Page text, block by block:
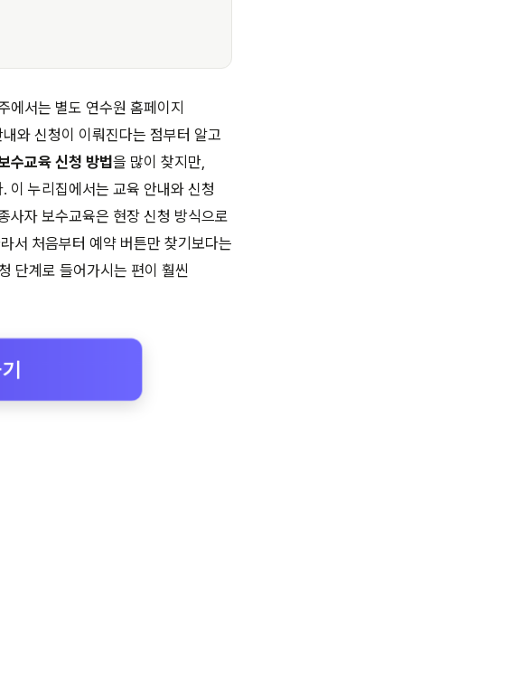
에서는 별도 연수원 홈페이지
와 신청이 이뤄진다는 점부터 알고
수교육 신청 방법을 많이 찾지만,
이 누리집에서는 교육 안내와 신청
사자 보수교육은 현장 신청 방식으로
서 처음부터 예약 버튼만 찾기보다는
단계로 들어가시는 편이 훨씬